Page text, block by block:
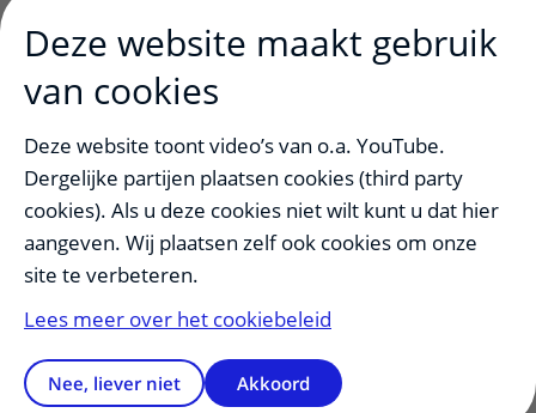
Julius huisartsen netwerkuitklapper,
Zorg op de juiste plaats in
Utrecht (ZOUT)uitklapper, klik om te
huisartsgeneeskundeuitklapper, klik
Deze website maakt gebruik
van cookies
Deze website toont video’s van o.a. YouTube.
Dergelijke partijen plaatsen cookies (third party
cookies). Als u deze cookies niet wilt kunt u dat hier
aangeven. Wij plaatsen zelf ook cookies om onze
site te verbeteren.
Lees meer over het cookiebeleid
Nee, liever niet Akkoord